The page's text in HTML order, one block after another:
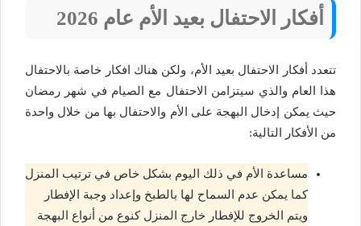
أفكار الاحتفال بعيد الأم عام 2026
تتعدد أفكار الاحتفال بعيد الأم، ولكن هناك افكار خاصة بالاحتفال
هذا العام والذي سيتزامن الاحتفال مع الصيام في شهر رمضان
حيث يمكن إدخال البهجة على الأم والاحتفال بها من خلال واحدة
من الأفكار التالية:
مساعدة الأم في ذلك اليوم بشكل خاص في ترتيب المنزل
كما يمكن عدم السماح لها بالطبخ وإعداد وجبة الإفطار
ويتم الخروج للإفطار خارج المنزل كنوع من أنواع البهجة